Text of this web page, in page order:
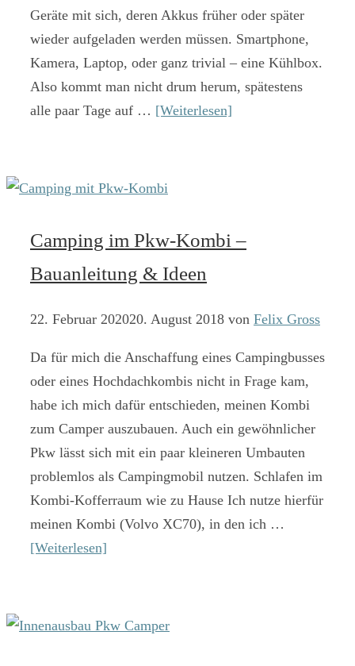
Geräte mit sich, deren Akkus früher oder später
wieder aufgeladen werden müssen. Smartphone,
Kamera, Laptop, oder ganz trivial – eine Kühlbox.
Also kommt man nicht drum herum, spätestens
alle paar Tage auf … [Weiterlesen]
Camping im Pkw-Kombi –
Bauanleitung & Ideen
22. Februar 202020. August 2018 von Felix Gross
Da für mich die Anschaffung eines Campingbusses
oder eines Hochdachkombis nicht in Frage kam,
habe ich mich dafür entschieden, meinen Kombi
zum Camper auszubauen. Auch ein gewöhnlicher
Pkw lässt sich mit ein paar kleineren Umbauten
problemlos als Campingmobil nutzen. Schlafen im
Kombi-Kofferraum wie zu Hause Ich nutze hierfür
meinen Kombi (Volvo XC70), in den ich …
[Weiterlesen]